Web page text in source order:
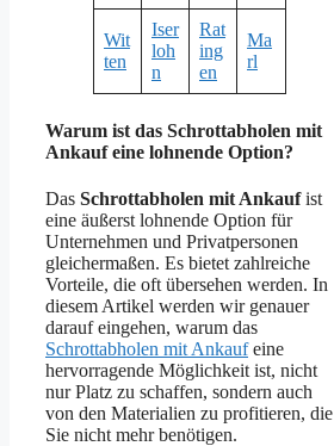
Wit
ten
Iser
loh
n
Rat
ing
en
Ma
rl
Warum ist das Schrottabholen mit
Ankauf eine lohnende Option?
Das Schrottabholen mit Ankaufist
eine äußerst lohnende Option für
Unternehmen und Privatpersonen
gleichermaßen. Es bietet zahlreiche
Vorteile, die oft übersehen werden. In
diesem Artikel werden wir genauer
darauf eingehen, warum das
Schrottabholen mit Ankaufeine
hervorragende Möglichkeit ist, nicht
nur Platz zu schaffen, sondern auch
von den Materialien zu profitieren, die
Sie nicht mehr benötigen.